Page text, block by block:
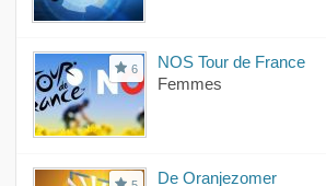
6
NOS Tour de France
Femmes
De Oranjezomer